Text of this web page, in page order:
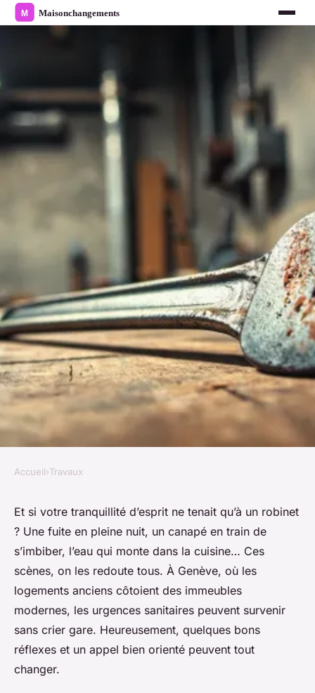
Services de plomberie à
Genève : solutions d’urgence
efficaces
Victor•19/05/2026 09:18•9 min de lecture
Accueil›Travaux
Et si votre tranquillité d’esprit ne tenait qu’à un robinet
? Une fuite en pleine nuit, un canapé en train de
s’imbiber, l’eau qui monte dans la cuisine… Ces
scènes, on les redoute tous. À Genève, où les
logements anciens côtoient des immeubles
modernes, les urgences sanitaires peuvent survenir
sans crier gare. Heureusement, quelques bons
réflexes et un appel bien orienté peuvent tout
changer.